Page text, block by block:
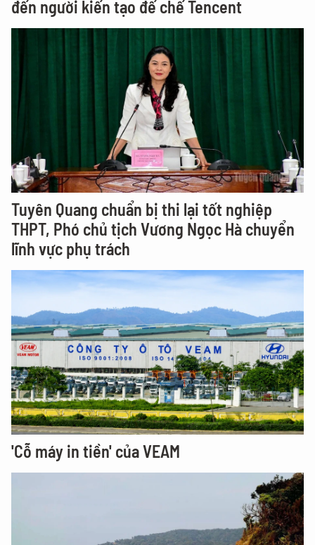
đến người kiến tạo đế chế Tencent
Tuyên Quang chuẩn bị thi lại tốt nghiệp
THPT, Phó chủ tịch Vương Ngọc Hà chuyển
lĩnh vực phụ trách
'Cỗ máy in tiền' của VEAM